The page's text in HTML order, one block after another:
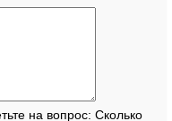
на вопрос: Сколько